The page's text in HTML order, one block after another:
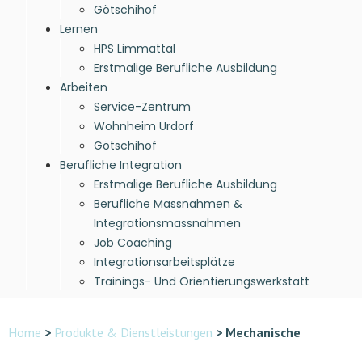
Götschihof
Lernen
HPS Limmattal
Erstmalige Berufliche Ausbildung
Arbeiten
Service-Zentrum
Wohnheim Urdorf
Götschihof
Berufliche Integration
Erstmalige Berufliche Ausbildung
Berufliche Massnahmen &
Integrationsmassnahmen
Job Coaching
Integrationsarbeitsplätze
Trainings- Und Orientierungswerkstatt
Home > Produkte & Dienstleistungen > Mechanische